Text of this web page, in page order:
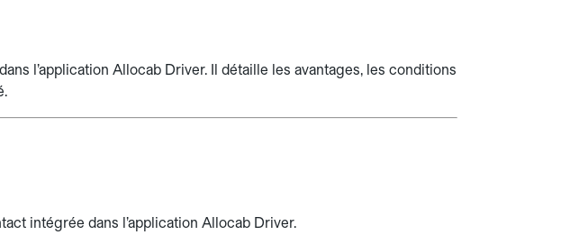
l’application Allocab Driver. Il détaille les avantages, les conditions
intégrée dans l’application Allocab Driver.